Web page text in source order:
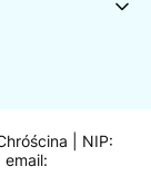
| NIP:
| email: